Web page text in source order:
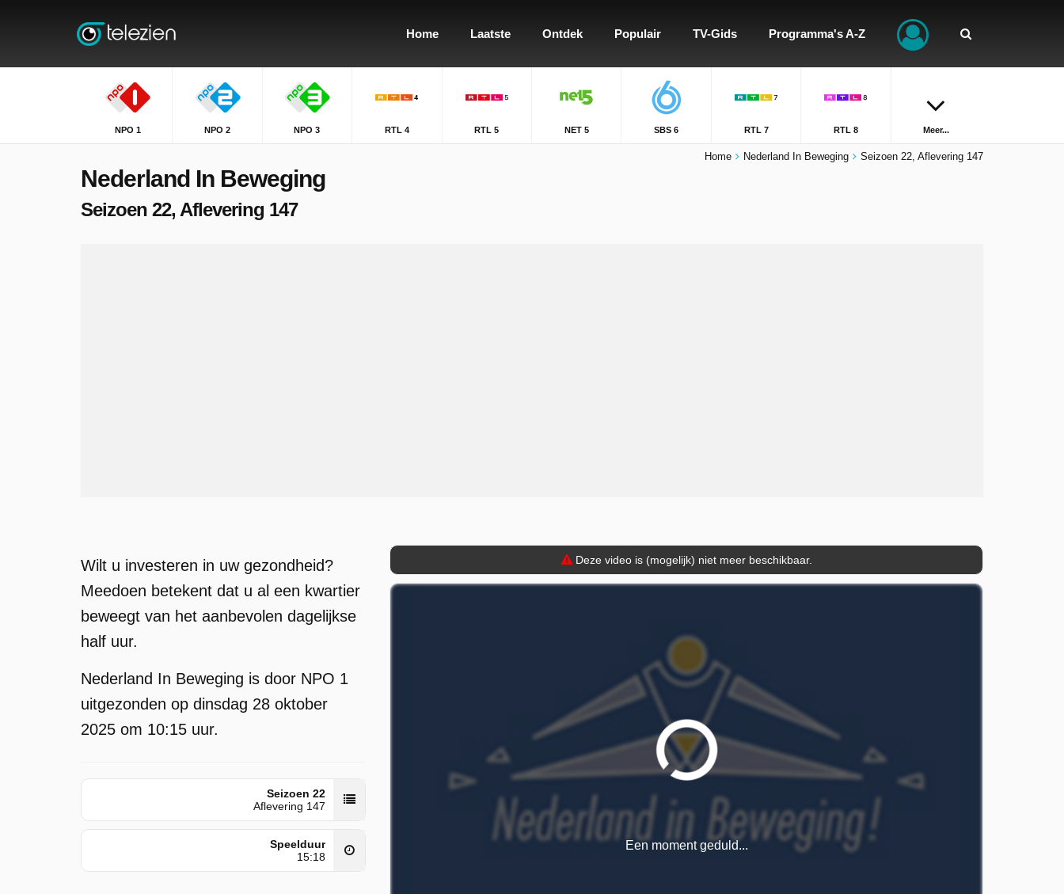
Home Laatste Ontdek Populair TV-Gids Programma's A-Z
NPO 1 NPO 2 NPO 3 RTL 4 RTL 5 NET 5 SBS 6 RTL 7 RTL 8 Meer...
Home Nederland In Beweging Seizoen 22, Aflevering 147
Nederland In Beweging
Seizoen 22, Aflevering 147
Wilt u investeren in uw gezondheid?
Meedoen betekent dat u al een kwartier
beweegt van het aanbevolen dagelijkse
half uur.
Nederland In Beweging is door NPO 1
uitgezonden op dinsdag 28 oktober
2025 om 10:15 uur.
Seizoen 22
Aflevering 147
Speelduur
15:18
Deze video is (mogelijk) niet meer beschikbaar.
Een moment geduld...